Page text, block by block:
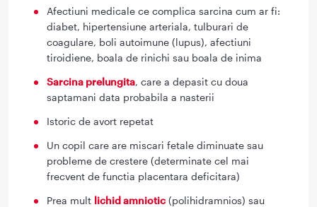
Afectiuni medicale ce complica sarcina cum ar fi:
diabet, hipertensiune arteriala, tulburari de
coagulare, boli autoimune (lupus), afectiuni
tiroidiene, boala de rinichi sau boala de inima
Sarcina prelungita, care a depasit cu doua
saptamani data probabila a nasterii
Istoric de avort repetat
Un copil care are miscari fetale diminuate sau
probleme de crestere (determinate cel mai
frecvent de functia placentara deficitara)
Prea mult lichid amniotic (polihidramnios) sau